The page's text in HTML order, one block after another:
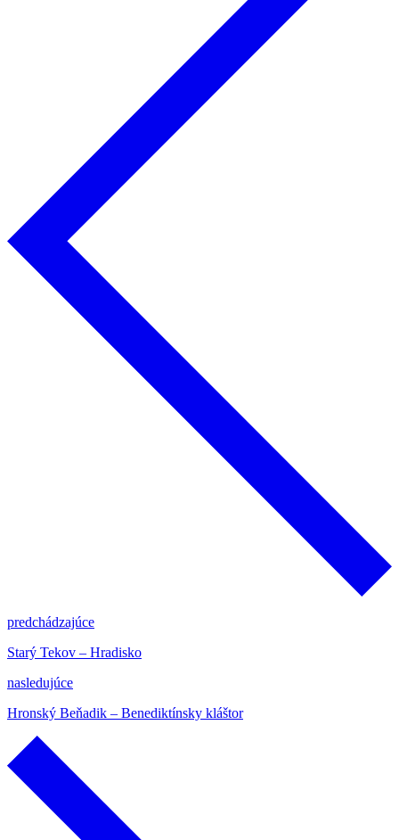
predchádzajúce
Starý Tekov – Hradisko
nasledujúce
Hronský Beňadik – Benediktínsky kláštor